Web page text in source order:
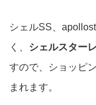
シェルSS、
く、 シェルスター
すので、ショッピ
まれます。